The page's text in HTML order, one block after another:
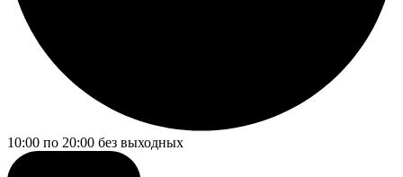
10:00 по 20:00 без выходных